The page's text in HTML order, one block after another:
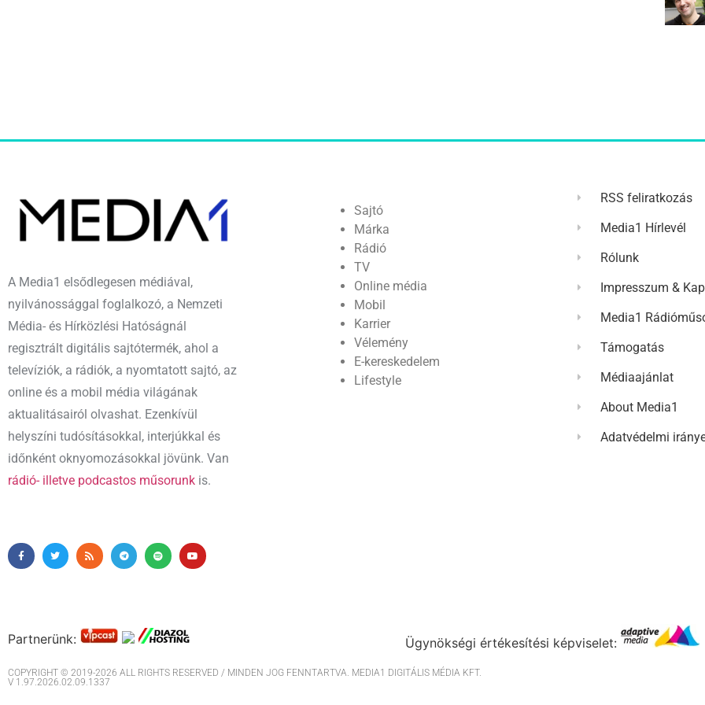
A Media1 elsődlegesen médiával,
nyilvánossággal foglalkozó, a Nemzeti
Média- és Hírközlési Hatóságnál
regisztrált digitális sajtótermék, ahol a
televíziók, a rádiók, a nyomtatott sajtó, az
online és a mobil média világának
aktualitásairól olvashat. Ezenkívül
helyszíni tudósításokkal, interjúkkal és
időnként oknyomozásokkal jövünk. Van
rádió- illetve podcastos műsorunk is.
Sajtó
Márka
Rádió
TV
Online média
Mobil
Karrier
Vélemény
E-kereskedelem
Lifestyle
RSS feliratkozás
Media1 Hírlevél
Rólunk
Impresszum &
Media1
Támogatás
Médiaajánlat
About Media1
Adatvédelmi
Partnerünk: Ügynökségi értékesítési képviselet:
COPYRIGHT © 2019-2026 ALL RIGHTS RESERVED / MINDEN JOG FENNTARTVA. MEDIA1 DIGITÁLIS MÉDIA KFT.
V 1.97.2026.02.09.1337